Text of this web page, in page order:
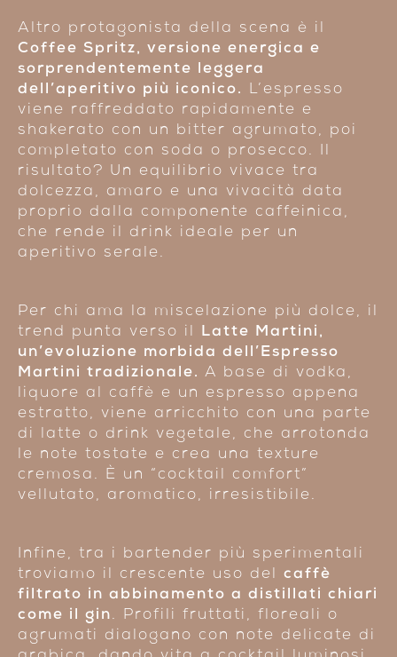
Altro protagonista della scena è il
Coffee Spritz, versione energica e
sorprendentemente leggera
dell’aperitivo più iconico.
L’espresso
viene raffreddato rapidamente e
shakerato con un bitter agrumato, poi
completato con soda o prosecco. Il
risultato? Un equilibrio vivace tra
dolcezza, amaro e una vivacità data
proprio dalla componente caffeinica,
che rende il drink ideale per un
aperitivo serale.
Per chi ama la miscelazione più dolce, il
trend punta verso il Latte Martini,
un’evoluzione morbida dell’Espresso
Martini tradizionale. A base di vodka,
liquore al caffè e un espresso appena
estratto, viene arricchito con una parte
di latte o drink vegetale, che arrotonda
le note tostate e crea una texture
cremosa. È un “cocktail comfort”
vellutato, aromatico, irresistibile.
Infine, tra i bartender più sperimentali
troviamo il crescente uso del caffè
filtrato in abbinamento a distillati chiari
come il gin. Profili fruttati, floreali o
agrumati dialogano con note delicate di